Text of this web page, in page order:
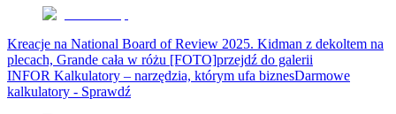
Lifestyle
Edukacja
Aktualności
Turystyka
Psychologia
Zdrowie
Rozrywka
Kreacje na National Board of Review 2025. Kidman z dekoltem na
plecach, Grande cała w różu [FOTO]przejdź do galerii
INFOR Kalkulatory – narzędzia, którym ufa biznesDarmowe
kalkulatory - Sprawdź